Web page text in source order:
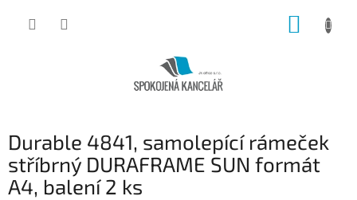
Durable 4841, samolepící rámeček
stříbrný DURAFRAME SUN formát
A4, balení 2 ks